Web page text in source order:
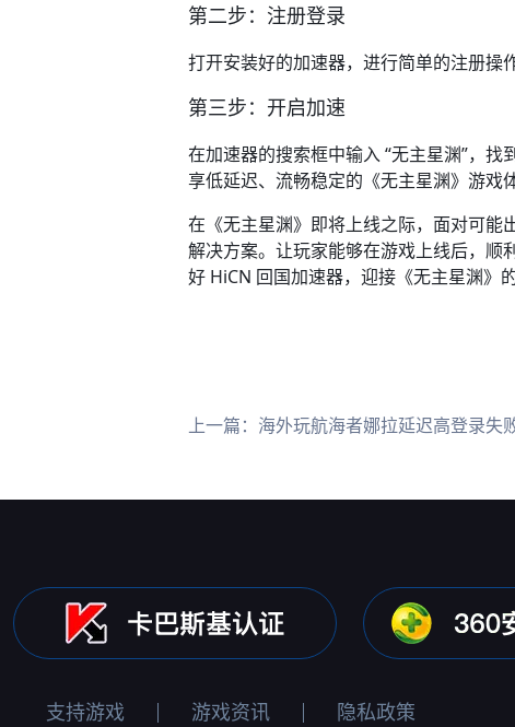
第二步：注册登录​
打开安装好的加速器，进行简单的注册操
第三步：开启加速​
在加速器的搜索框中输入 “无主星渊”，
享低延迟、流畅稳定的《无主星渊》游戏
在《无主星渊》即将上线之际，面对可能
解决方案。让玩家能够在游戏上线后，顺
好 HiCN 回国加速器，迎接《无主星渊》
上一篇： 海外玩航海者娜拉延迟高登录失败一
支持游戏 游戏资讯 隐私政策